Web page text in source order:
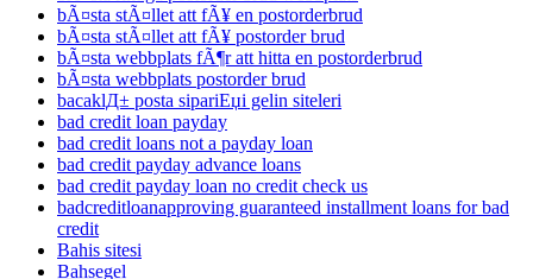
bÃ¤sta stÃ¤llet att fÃ¥ en postorderbrud
bÃ¤sta stÃ¤llet att fÃ¥ postorder brud
bÃ¤sta webbplats fÃ¶r att hitta en postorderbrud
bÃ¤sta webbplats postorder brud
bacaklД± posta sipariЕџi gelin siteleri
bad credit loan payday
bad credit loans not a payday loan
bad credit payday advance loans
bad credit payday loan no credit check us
badcreditloanapproving guaranteed installment loans for bad
credit
Bahis sitesi
Bahsegel